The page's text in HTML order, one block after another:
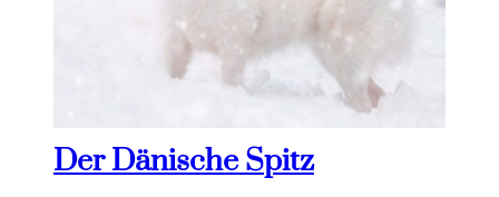
Der Dänische Spitz